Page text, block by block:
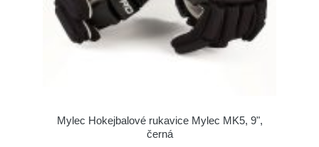
Mylec Hokejbalové rukavice Mylec MK5, 9",
černá